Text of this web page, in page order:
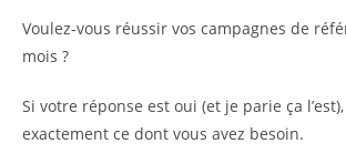
Voulez-vous réussir vos campagnes de
mois ?
Si votre réponse est oui (et je parie ça
exactement ce dont vous avez besoin.